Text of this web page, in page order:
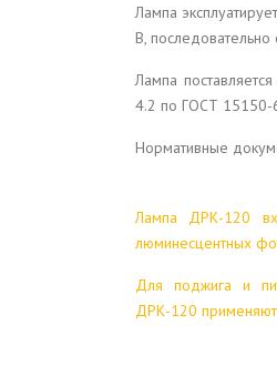
Лампа
В,
Лампа
4.2 по ГОСТ 15150-
Нормативные
Лампа ДРК-120
люминесцентных
Для поджига и
ДРК-120